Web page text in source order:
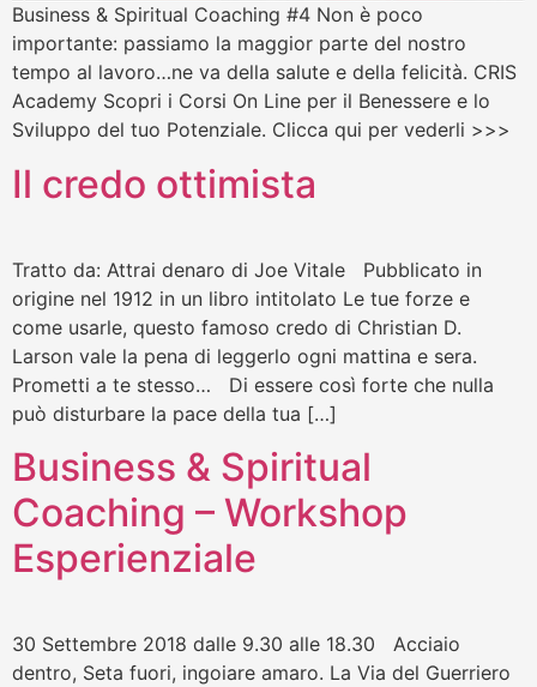
Business & Spiritual Coaching #4 Non è poco
importante: passiamo la maggior parte del nostro
tempo al lavoro…ne va della salute e della felicità. CRIS
Academy Scopri i Corsi On Line per il Benessere e lo
Sviluppo del tuo Potenziale. Clicca qui per vederli >>>
Il credo ottimista
Tratto da: Attrai denaro di Joe Vitale Pubblicato in
origine nel 1912 in un libro intitolato Le tue forze e
come usarle, questo famoso credo di Christian D.
Larson vale la pena di leggerlo ogni mattina e sera.
Prometti a te stesso… Di essere così forte che nulla
può disturbare la pace della tua […]
Business & Spiritual
Coaching – Workshop
Esperienziale
30 Settembre 2018 dalle 9.30 alle 18.30 Acciaio
dentro, Seta fuori, ingoiare amaro. La Via del Guerriero